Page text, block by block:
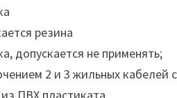
резина
допускается не применять;
2 и 3 жильных кабелей